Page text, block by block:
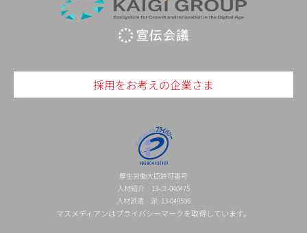
採用をお考えの企業さま
厚生労働大臣許可番号
人材紹介 13-ユ-040475
人材派遣 派 13-040596
マスメディアンはプライバシーマークを取得しています。